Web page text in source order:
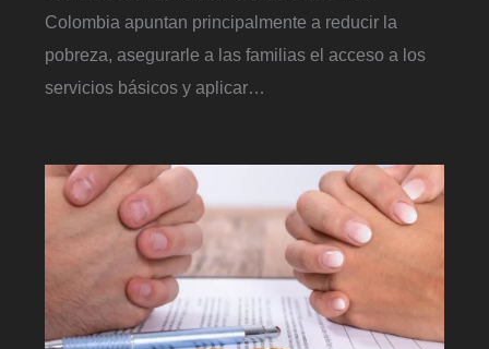
Colombia apuntan principalmente a reducir la
pobreza, asegurarle a las familias el acceso a los
servicios básicos y aplicar…